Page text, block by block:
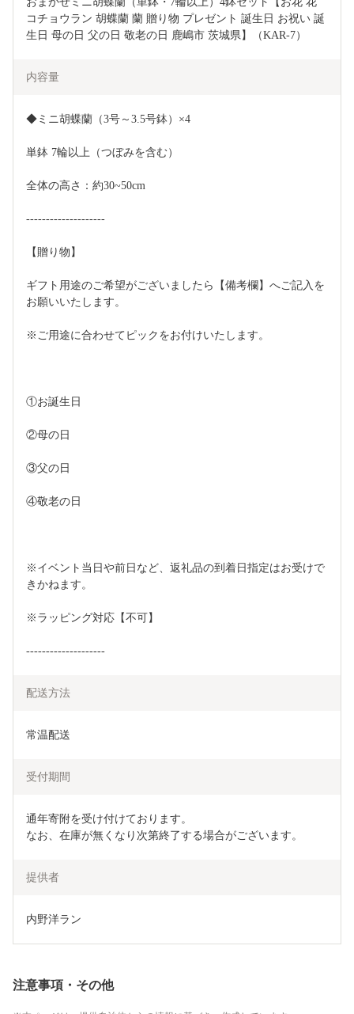
コチョウラン 胡蝶蘭 蘭 贈り物 プレゼント 誕生日 お祝い 誕
生日 母の日 父の日 敬老の日 鹿嶋市 茨城県】（KAR-7）
内容量
◆ミニ胡蝶蘭（3号～3.5号鉢）×4
単鉢 7輪以上（つぼみを含む）
全体の高さ：約30~50cm
--------------------
【贈り物】
ギフト用途のご希望がございましたら【備考欄】へご記入を
お願いいたします。
※ご用途に合わせてピックをお付けいたします。
①お誕生日
②母の日
③父の日
④敬老の日
※イベント当日や前日など、返礼品の到着日指定はお受けで
きかねます。
※ラッピング対応【不可】
--------------------
配送方法
常温配送
受付期間
通年寄附を受け付けております。
なお、在庫が無くなり次第終了する場合がございます。
提供者
内野洋ラン
注意事項・その他